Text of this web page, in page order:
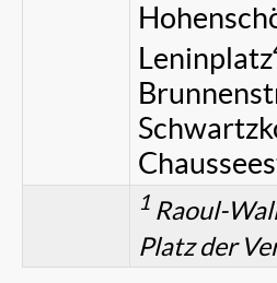
Leninplatz
1 Raoul-
Platz der